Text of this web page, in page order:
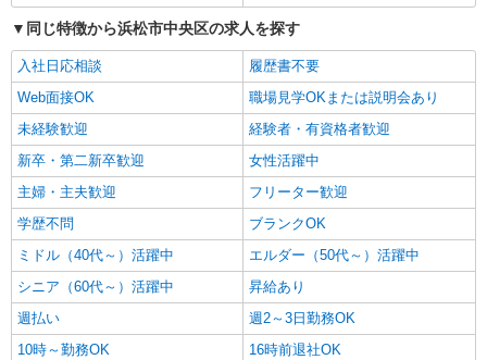
スタッフ！
時給1500円〜2125円 ＜日払い有/週払い有/交
通費全支給(ガソリン代含む)＞
最寄り駅：積志
詳細を見る
派遣社員
株式会社kotrio /●SZ-H-1869137
浜松駅＊高級シニアマンションでのサポート職
員＊.・：゜
時給1500円〜2125円 ＜日払い有/週払い有/交
通費全支給(ガソリン代含む)＞
最寄り駅：浜松
同じ特徴から浜松市中央区の求人を探す
入社日応相談
履歴書不要
Web面接OK
職場見学OKまたは説明会あり
未経験歓迎
経験者・有資格者歓迎
新卒・第二新卒歓迎
女性活躍中
主婦・主夫歓迎
フリーター歓迎
学歴不問
ブランクOK
ミドル（40代～）活躍中
エルダー（50代～）活躍中
シニア（60代～）活躍中
昇給あり
週払い
週2～3日勤務OK
10時～勤務OK
16時前退社OK